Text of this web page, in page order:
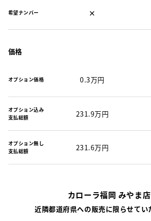
希望ナンバー ×
価格
オプション価格 0.3万円
オプション込み
支払総額
231.9万円
オプション無し
支払総額
231.6万円
カローラ福岡 みやま店
近隣都道府県への販売に限らせてい